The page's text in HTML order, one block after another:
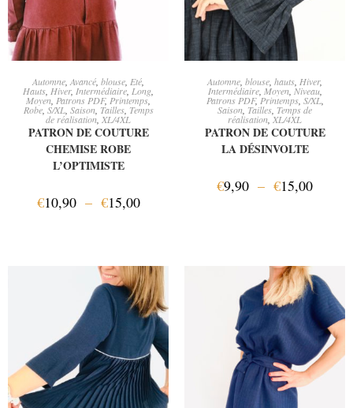
CHOIX DES OPTIONS
Automne Avancé blouse Eté
Hauts Hiver, Intermédiaire Long
Moyen Patrons PDF, Printemps,
Robe, S/XL, Saison, Tailles, Temps
de réalisation XL/4XL
PATRON DE COUTURE
CHEMISE ROBE
L’OPTIMISTE
€10,90 – €15,00
CHOIX DES OPTIONS
Automne blouse hauts Hiver,
Intermédiaire, Moyen, Niveau,
Patrons PDF,Printemps, S/XL,
Saison Tailles Temps de
réalisation ,XL/4XL
PATRON DE COUTURE
LA DÉSINVOLTE
€9,90 – €15,00